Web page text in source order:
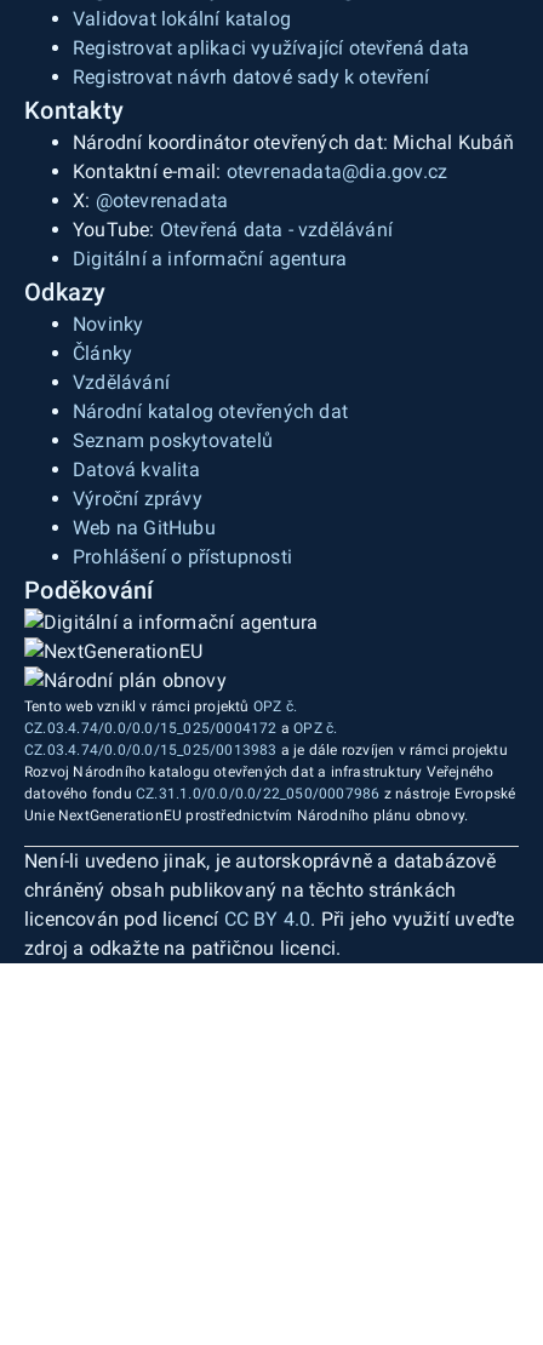
Validovat lokální katalog
Registrovat aplikaci využívající otevřená data
Registrovat návrh datové sady k otevření
Kontakty
Národní koordinátor otevřených dat: Michal Kubáň
Kontaktní e-mail: otevrenadata@dia.gov.cz
X: @otevrenadata
YouTube: Otevřená data - vzdělávání
Digitální a informační agentura
Odkazy
Novinky
Články
Vzdělávání
Národní katalog otevřených dat
Seznam poskytovatelů
Datová kvalita
Výroční zprávy
Web na GitHubu
Prohlášení o přístupnosti
Poděkování
Tento web vznikl v rámci projektů OPZ č.
CZ.03.4.74/0.0/0.0/15_025/0004172 aOPZ č.
CZ.03.4.74/0.0/0.0/15_025/0013983 a je dále rozvíjen v rámci projektu
Rozvoj Národního katalogu otevřených dat a infrastruktury Veřejného
datového fondu CZ.31.1.0/0.0/0.0/22_050/0007986 z nástroje Evropské
Unie NextGenerationEU prostřednictvím Národního plánu obnovy.
Není-li uvedeno jinak, je autorskoprávně a databázově
chráněný obsah publikovaný na těchto stránkách
licencován pod licencí CC BY 4.0. Při jeho využití uveďte
zdroj a odkažte na patřičnou licenci.